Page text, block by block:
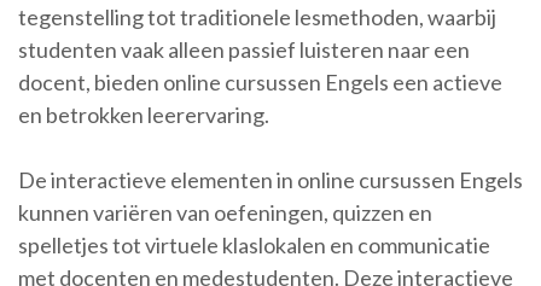
tegenstelling tot traditionele lesmethoden, waarbij
studenten vaak alleen passief luisteren naar een
docent, bieden online cursussen Engels een actieve
en betrokken leerervaring.
De interactieve elementen in online cursussen Engels
kunnen variëren van oefeningen, quizzen en
spelletjes tot virtuele klaslokalen en communicatie
met docenten en medestudenten. Deze interactieve